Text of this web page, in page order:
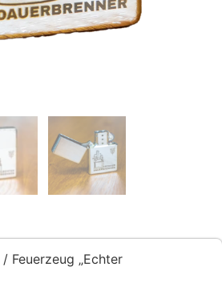
/ Feuerzeug „Echter